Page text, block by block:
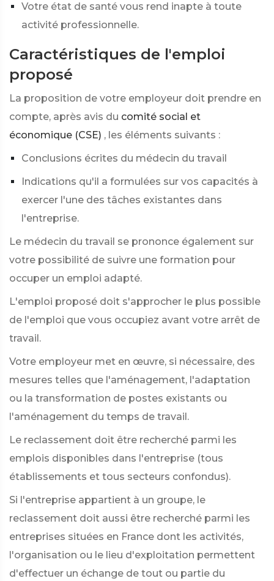
Votre état de santé vous rend inapte à toute
activité professionnelle.
Caractéristiques de l'emploi
proposé
La proposition de votre employeur doit prendre en
compte, après avis du comité social et
économique (CSE) , les éléments suivants :
Conclusions écrites du médecin du travail
Indications qu'il a formulées sur vos capacités à
exercer l'une des tâches existantes dans
l'entreprise.
Le médecin du travail se prononce également sur
votre possibilité de suivre une formation pour
occuper un emploi adapté.
L'emploi proposé doit s'approcher le plus possible
de l'emploi que vous occupiez avant votre arrêt de
travail.
Votre employeur met en œuvre, si nécessaire, des
mesures telles que l'aménagement, l'adaptation
ou la transformation de postes existants ou
l'aménagement du temps de travail.
Le reclassement doit être recherché parmi les
emplois disponibles dans l'entreprise (tous
établissements et tous secteurs confondus).
Si l'entreprise appartient à un groupe, le
reclassement doit aussi être recherché parmi les
entreprises situées en France dont les activités,
l'organisation ou le lieu d'exploitation permettent
d'effectuer un échange de tout ou partie du